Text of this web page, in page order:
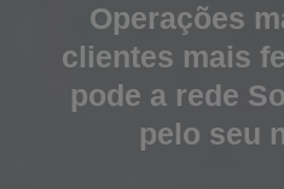
Operações
clientes mais
pode a rede
pelo seu